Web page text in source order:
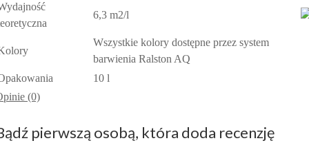
6,3 m2/l
Wszystkie kolory dostępne przez system
barwienia Ralston AQ
10 l
(0)
pierwszą osobą, która doda recenzję